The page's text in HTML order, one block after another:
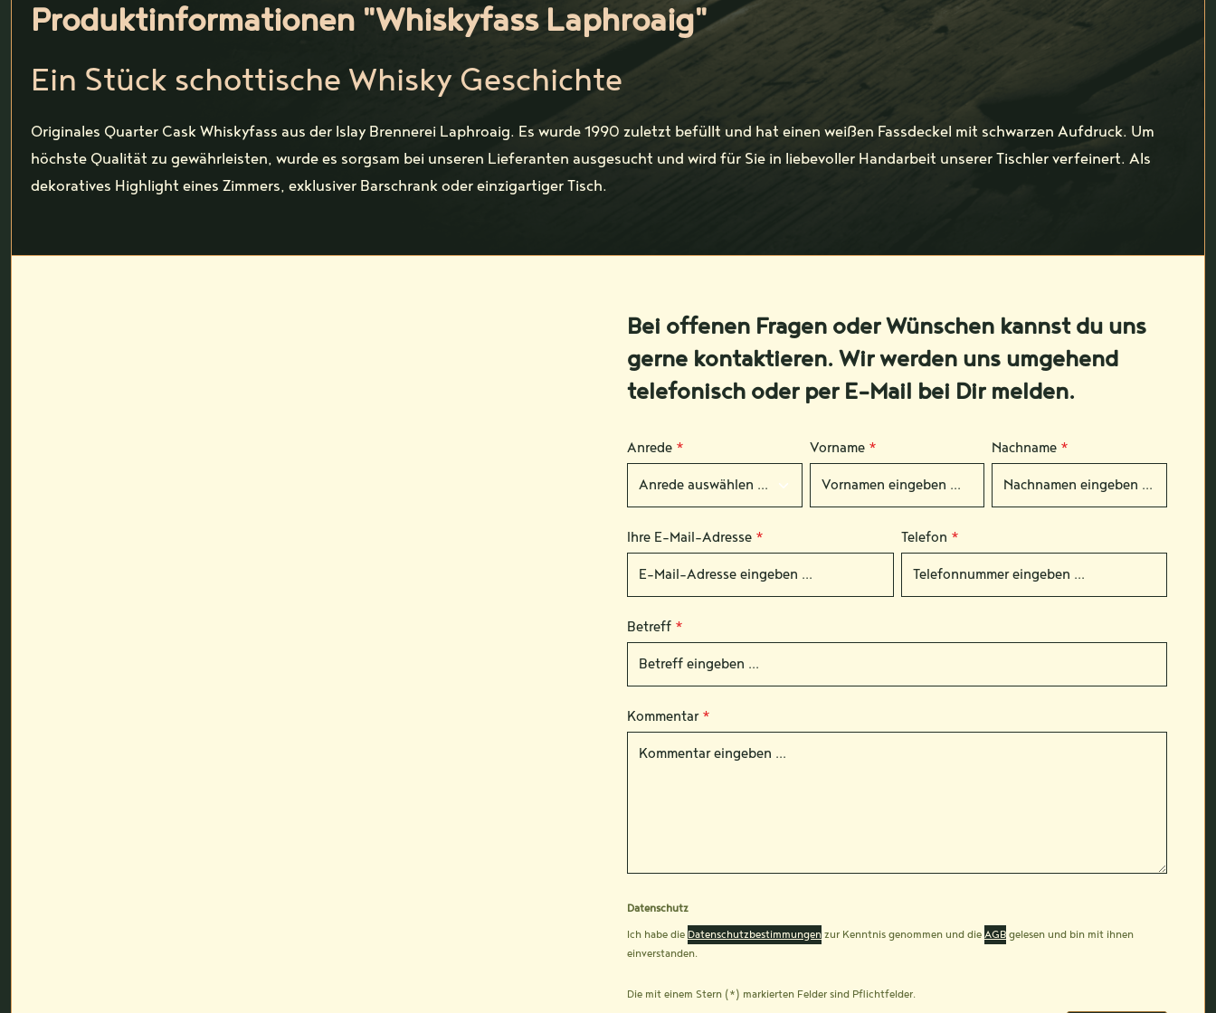
Produktinformationen "Whiskyfass Laphroaig"
Ein Stück schottische Whisky Geschichte
Originales Quarter Cask Whiskyfass aus der Islay Brennerei Laphroaig. Es wurde 1990 zuletzt befüllt und hat einen weißen Fassdeckel mit schwarzen Aufdruck. Um
höchste Qualität zu gewährleisten, wurde es sorgsam bei unseren Lieferanten ausgesucht und wird für Sie in liebevoller Handarbeit unserer Tischler verfeinert. Als
dekoratives Highlight eines Zimmers, exklusiver Barschrank oder einzigartiger Tisch.
Bei offenen Fragen oder Wünschen kannst du uns
gerne kontaktieren. Wir werden uns umgehend
telefonisch oder per E-Mail bei Dir melden.
Anrede * Vorname * Nachname *
Ihre E-Mail-Adresse * Telefon *
Betreff *
Kommentar *
Datenschutz
Ich habe die Datenschutzbestimmungen zur Kenntnis genommen und die AGB gelesen und bin mit ihnen
einverstanden.
Die mit einem Stern (*) markierten Felder sind Pflichtfelder.